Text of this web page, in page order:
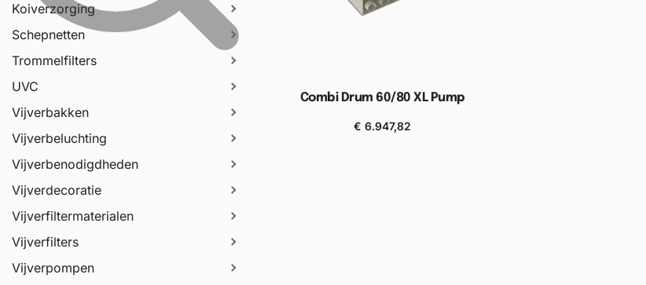
Koiverzorging
Schepnetten
Trommelfilters
UVC
Vijverbakken
Vijverbeluchting
Vijverbenodigdheden
Vijverdecoratie
Vijverfiltermaterialen
Vijverfilters
Vijverpompen
Combi Drum 60/80 XL Pump
€ 6.947,82